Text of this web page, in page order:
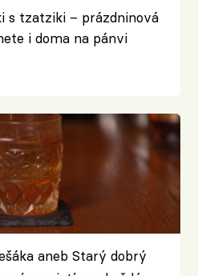
s tzatziki – prázdninová
i doma na pánvi
aneb Starý dobrý